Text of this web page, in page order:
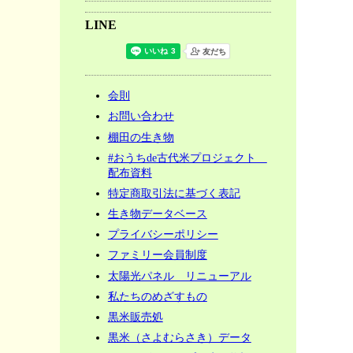
LINE
会則
お問い合わせ
棚田の生き物
#おうちde古代米プロジェクト
配布資料
特定商取引法に基づく表記
生き物データベース
プライバシーポリシー
ファミリー会員制度
太陽光パネル リニューアル
私たちのめざすもの
黒米販売処
黒米（さよむらさき）データ